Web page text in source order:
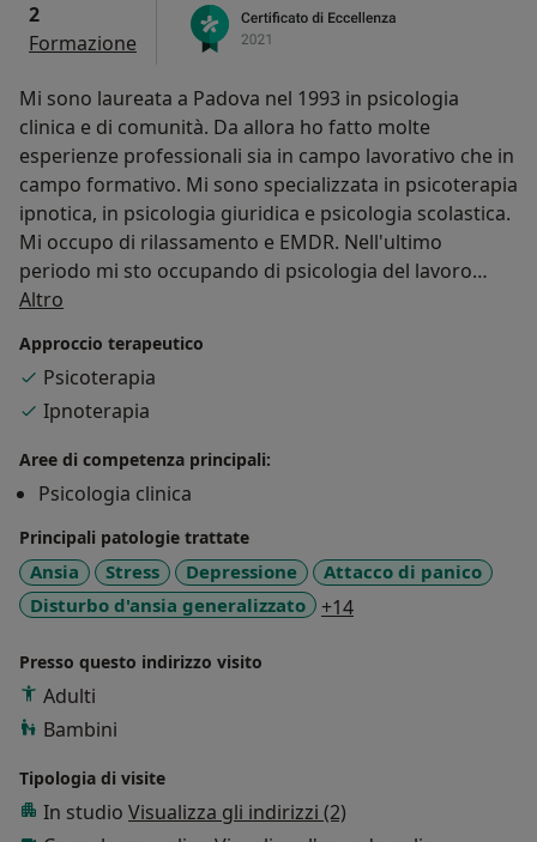
2
Formazione
Mi sono laureata a Padova nel 1993 in psicologia
clinica e di comunità. Da allora ho fatto molte
esperienze professionali sia in campo lavorativo che in
campo formativo. Mi sono specializzata in psicoterapia
ipnotica, in psicologia giuridica e psicologia scolastica.
Mi occupo di rilassamento e EMDR. Nell'ultimo
periodo mi sto occupando di psicologia del lavoro
essendo Consigliera di fiducia per 3 Comuni della
Mi occupo di problematiche sul luogo di lavoro,
soprattutto di mobbing, straining e molestie (verbali e
non). Sono accreditata all'uso del LIPT Ege per la
Ho un'occupazione part time nel settore pubblico e
sono libera professionista da quasi 30 anni. Nel tempo
mi è capitato di collaborare con vari Enti sia come
formatore, sia come supervisore.
Altro
Approccio terapeutico
Psicoterapia
Ipnoterapia
Aree di competenza principali:
Psicologia clinica
Principali patologie trattate
Ansia Stress Depressione
Attacco di panico
Disturbo d'ansia generalizzato
+14
Presso questo indirizzo visito
Adulti
Bambini
Tipologia di visite
In studio Visualizza gli indirizzi (2)